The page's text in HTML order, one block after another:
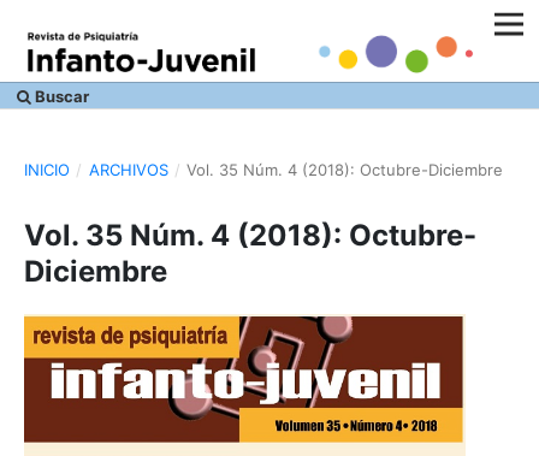
Buscar
INICIO / ARCHIVOS / Vol. 35 Núm. 4 (2018): Octubre-Diciembre
Vol. 35 Núm. 4 (2018): Octubre-
Diciembre